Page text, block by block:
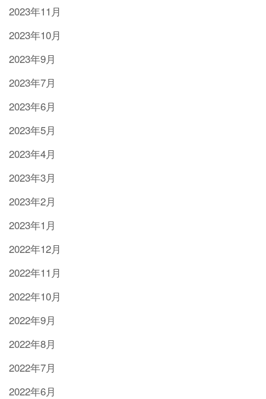
2023年11月
2023年10月
2023年9月
2023年7月
2023年6月
2023年5月
2023年4月
2023年3月
2023年2月
2023年1月
2022年12月
2022年11月
2022年10月
2022年9月
2022年8月
2022年7月
2022年6月